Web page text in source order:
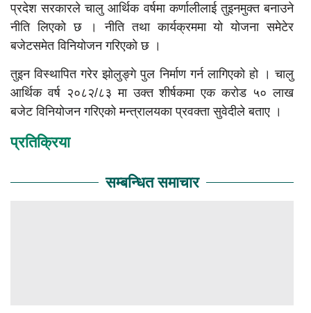
प्रदेश सरकारले चालु आर्थिक वर्षमा कर्णालीलाई तुइनमुक्त बनाउने
नीति लिएको छ । नीति तथा कार्यक्रममा यो योजना समेटेर
बजेटसमेत विनियोजन गरिएको छ ।
तुइन विस्थापित गरेर झोलुङ्गे पुल निर्माण गर्न लागिएको हो । चालु
आर्थिक वर्ष २०८२/८३ मा उक्त शीर्षकमा एक करोड ५० लाख
बजेट विनियोजन गरिएको मन्त्रालयका प्रवक्ता सुवेदीले बताए ।
प्रतिक्रिया
सम्बन्धित समाचार